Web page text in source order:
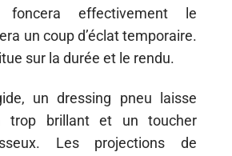
foncera effectivement le
un coup d’éclat temporaire.
sur la durée et le rendu.
un dressing pneu laisse
trop brillant et un toucher
Les projections de